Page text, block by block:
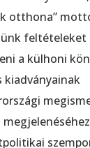
otthona”
feltételeket
a külhoni
kiadványainak